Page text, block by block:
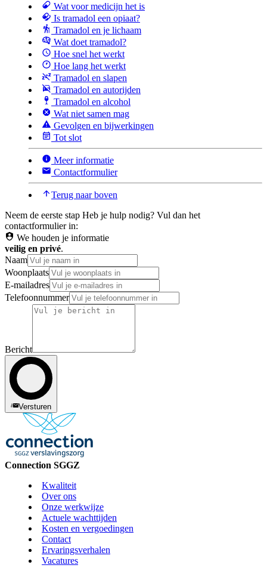
Wat voor medicijn het is
Is tramadol een opiaat?
Tramadol en je lichaam
Wat doet tramadol?
Hoe snel het werkt
Hoe lang het werkt
Tramadol en slapen
Tramadol en autorijden
Tramadol en alcohol
Wat niet samen mag
Gevolgen en bijwerkingen
Tot slot
Meer informatie
Contactformulier
Terug naar boven
Neem de eerste stap Heb je hulp nodig? Vul dan het
contactformulier in:
We houden je informatie
veilig en privé.
Naam
Woonplaats
E-mailadres
Telefoonnummer
Bericht
Versturen
Connection SGGZ
Kwaliteit
Over ons
Onze werkwijze
Actuele wachttijden
Kosten en vergoedingen
Contact
Ervaringsverhalen
Vacatures